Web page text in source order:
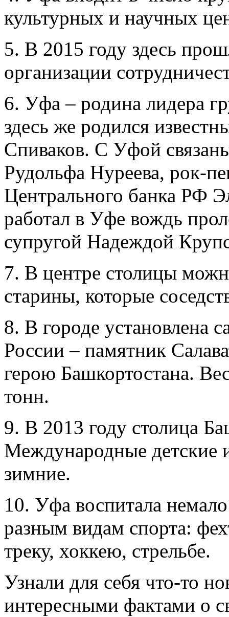
культурных и научных
5. В 2015 году здесь
организации
6. Уфа – родина лидера
здесь же родился
Спиваков. С Уфой
Рудольфа Нуреева, рок-
Центрального банка РФ
работал в Уфе вождь
супругой Надеждой
7. В центре столицы
старины, которые
8. В городе установлена
России – памятник
герою Башкортостана.
тонн.
9. В 2013 году столица
Международные детские
зимние.
10. Уфа воспитала
разным видам спорта:
треку, хоккею, стрельбе.
Узнали для себя что-то
интересными фактами о